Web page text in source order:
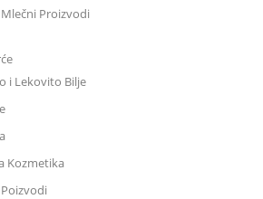
Proizvodi
i Lekovito Bilje
Kozmetika